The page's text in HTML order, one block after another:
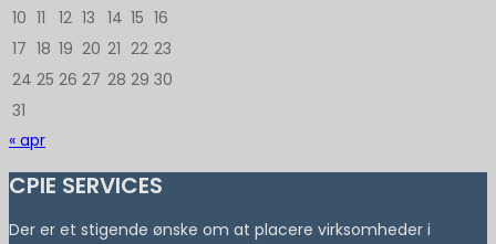
10 11 12 13 14 15 16
17 18 19 20 21 22 23
24 25 26 27 28 29 30
31
« apr
CPIE SERVICES
Der er et stigende ønske om at placere virksomheder i